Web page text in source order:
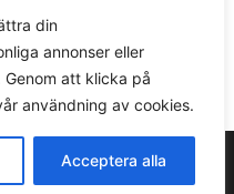
din
annonser eller
att klicka på
användning av cookies.
Acceptera alla
Ab. Med ensamrätt.
Finnish
English